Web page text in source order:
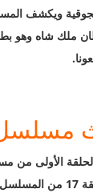
ويكشف
.
مسلسل
الأولى من
أحداث الحلقة